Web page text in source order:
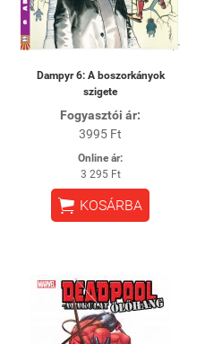
Dampyr 6: A boszorkányok
szigete
Fogyasztói ár:
3995 Ft
Online ár:
3 295 Ft
 KOSÁRBA